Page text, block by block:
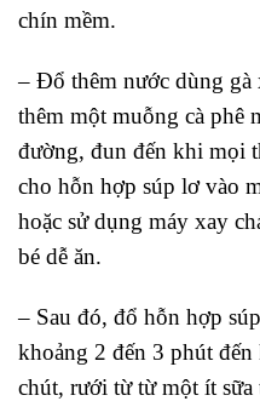
chín mềm.
– Đổ thêm nước dùng gà
thêm một muỗng cà phê
đường, đun đến khi mọi
cho hỗn hợp súp lơ vào
hoặc sử dụng máy xay
bé dễ ăn.
– Sau đó, đổ hỗn hợp
khoảng 2 đến 3 phút
chút, rưới từ từ một ít